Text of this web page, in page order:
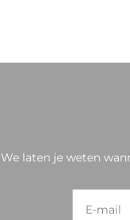
We laten je weten